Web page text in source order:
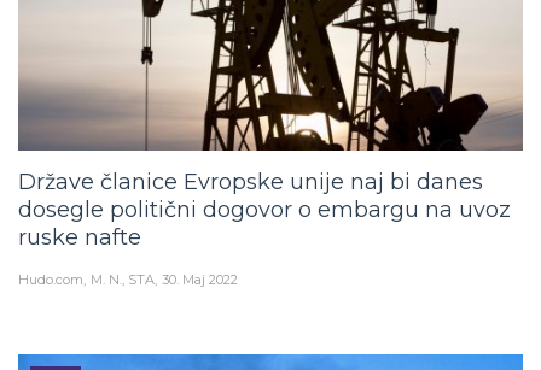
Države članice Evropske unije naj bi danes
dosegle politični dogovor o embargu na uvoz
ruske nafte
Hudo.com M. N., STA 30. Maj 2022